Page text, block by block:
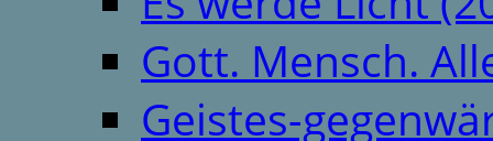
Gott. Mensch.
Geistes-